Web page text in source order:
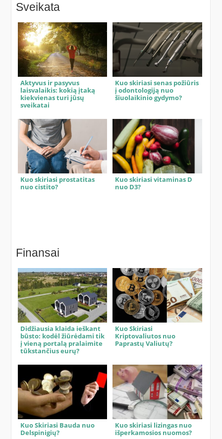
Sveikata
Aktyvus ir pasyvus
laisvalaikis: kokią įtaką
kiekvienas turi jūsų
sveikatai
Kuo skiriasi senas požiūris
į odontologiją nuo
šiuolaikinio gydymo?
Kuo skiriasi prostatitas
nuo cistito?
Kuo skiriasi vitaminas D
nuo D3?
Finansai
Didžiausia klaida ieškant
būsto: kodėl žiūrėdami tik
į vieną portalą pralaimite
tūkstančius eurų?
Kuo Skiriasi
Kriptovaliutos nuo
Paprastų Valiutų?
Kuo Skiriasi Bauda nuo
Delspinigių?
Kuo skiriasi lizingas nuo
išperkamosios nuomos?